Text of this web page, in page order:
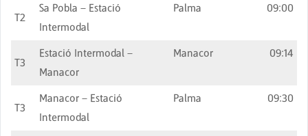
T2
Sa Pobla – Estació
Intermodal
Palma 09:00
T3
Estació Intermodal –
Manacor
Manacor 09:14
T3
Manacor – Estació
Intermodal
Palma 09:30